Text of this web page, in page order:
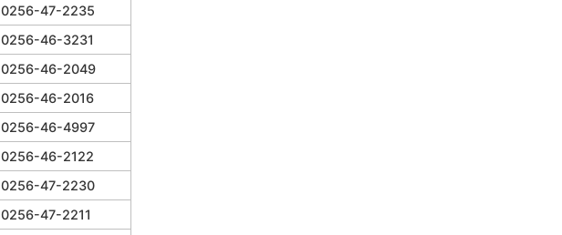
0256-47-2235
0256-46-3231
0256-46-2049
0256-46-2016
0256-46-4997
0256-46-2122
0256-47-2230
0256-47-2211